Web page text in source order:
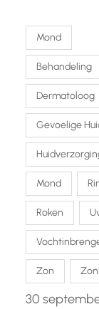
Mond
Behandeling
Dermatoloog
Gevoelige
Mond
Roken
Zon
30